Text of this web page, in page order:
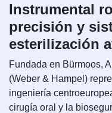
Instrumental
precisión y
esterilización
Fundada en Bürmoos,
(Weber & Hampel)
ingeniería
cirugía oral y la